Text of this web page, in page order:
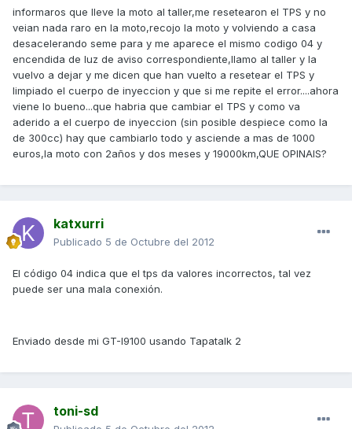
informaros que lleve la moto al taller,me resetearon el TPS y no
veian nada raro en la moto,recojo la moto y volviendo a casa
desacelerando seme para y me aparece el mismo codigo 04 y
encendida de luz de aviso correspondiente,llamo al taller y la
vuelvo a dejar y me dicen que han vuelto a resetear el TPS y
limpiado el cuerpo de inyeccion y que si me repite el error....ahora
viene lo bueno...que habria que cambiar el TPS y como va
aderido a el cuerpo de inyeccion (sin posible despiece como la
de 300cc) hay que cambiarlo todo y asciende a mas de 1000
euros,la moto con 2años y dos meses y 19000km,QUE OPINAIS?
katxurri
Publicado 5 de Octubre del 2012
El código 04 indica que el tps da valores incorrectos, tal vez
puede ser una mala conexión.
Enviado desde mi GT-I9100 usando Tapatalk 2
toni-sd